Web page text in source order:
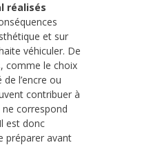
réalisés
et sur
véhiculer. De
comme le choix
de l’encre ou
contribuer à
ne correspond
est donc
préparer avant